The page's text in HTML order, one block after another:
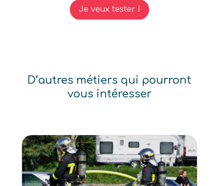
Je veux tester !
D’autres métiers qui pourront
vous intéresser